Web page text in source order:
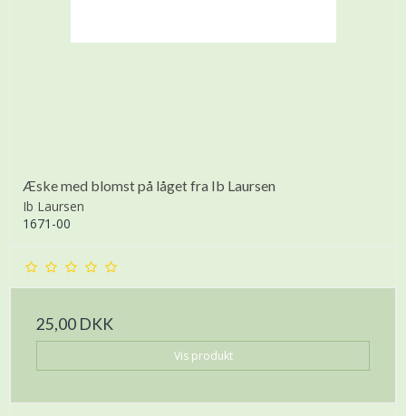
Æske med blomst på låget fra Ib Laursen
Ib Laursen
1671-00
25,00 DKK
Vis produkt